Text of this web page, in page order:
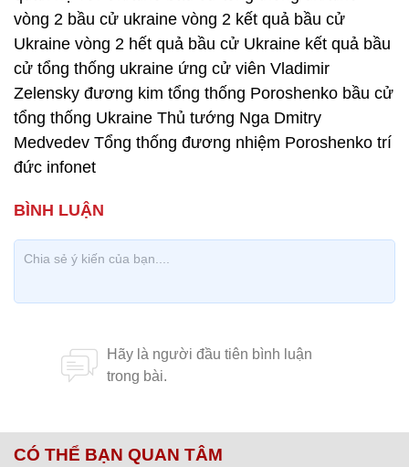
vòng 2 bầu cử ukraine vòng 2 kết quả bầu cử
Ukraine vòng 2 hết quả bầu cử Ukraine kết quả bầu
cử tổng thống ukraine ứng cử viên Vladimir
Zelensky đương kim tổng thống Poroshenko bầu cử
tổng thống Ukraine Thủ tướng Nga Dmitry
Medvedev Tổng thống đương nhiệm Poroshenko trí
đức infonet
CÓ THỂ BẠN QUAN TÂM